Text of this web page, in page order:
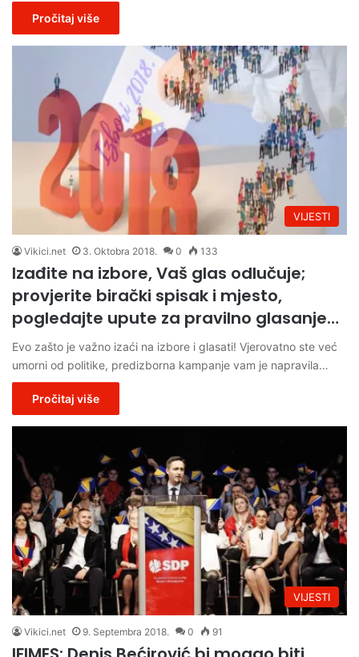
Pročitaj više
VIJESTI
Vikici.net 3. Oktobra 2018. 0 133
Izađite na izbore, Vaš glas odlučuje;
provjerite birački spisak i mjesto,
pogledajte upute za pravilno glasanje…
Evo zašto je važno izaći na izbore i glasati! Vjerovatno ste već
umorni od politike, predizborna kampanje vam je napravila…
Pročitaj više
VIJESTI
Vikici.net 9. Septembra 2018. 0 91